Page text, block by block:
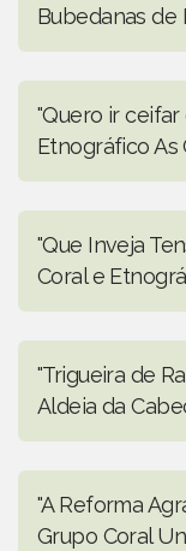
Bubedanas de
"Quero ir
Etnográfico As
"Que Inveja
Coral e
"Trigueira de
Aldeia da
"A Reforma
Grupo Coral